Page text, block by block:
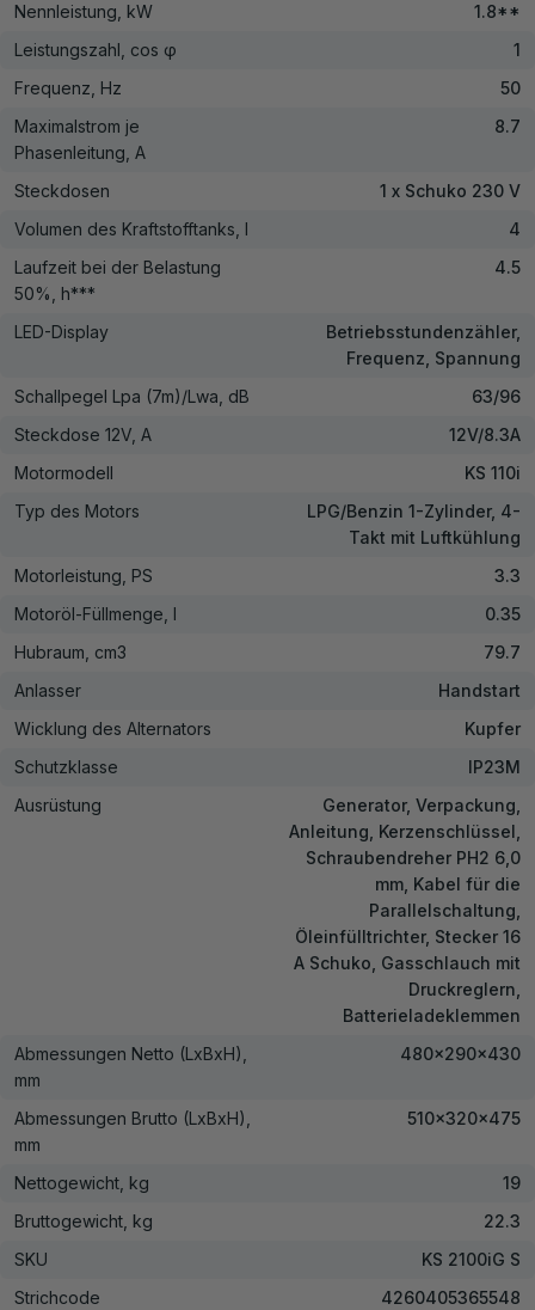
Nennleistung, kW
1.8**
Leistungszahl, cos φ
1
Frequenz, Hz
50
Maximalstrom je
Phasenleitung, A
8.7
Steckdosen
1 x Schuko 230 V
Volumen des Kraftstofftanks, l
4
Laufzeit bei der Belastung
50%, h***
4.5
LED-Display
Betriebsstundenzähler,
Frequenz, Spannung
Schallpegel Lpa (7m)/Lwa, dB
63/96
Steckdose 12V, А
12V/8.3A
Motormodell
KS 110i
Typ des Motors
LPG/Benzin 1-Zylinder, 4-
Takt mit Luftkühlung
Motorleistung, PS
3.3
Motoröl-Füllmenge, l
0.35
Hubraum, cm3
79.7
Anlasser
Handstart
Wicklung des Alternators
Kupfer
Schutzklasse
IP23M
Ausrüstung
Generator, Verpackung,
Anleitung, Kerzenschlüssel,
Schraubendreher PH2 6,0
mm, Kabel für die
Parallelschaltung,
Öleinfülltrichter, Stecker 16
A Schuko, Gasschlauch mit
Druckreglern,
Batterieladeklemmen
Abmessungen Netto (LxBxH),
mm
480x290x430
Abmessungen Brutto (LxBxH),
mm
510x320x475
Nettogewicht, kg
19
Bruttogewicht, kg
22.3
SKU
KS 2100iG S
Strichcode
4260405365548